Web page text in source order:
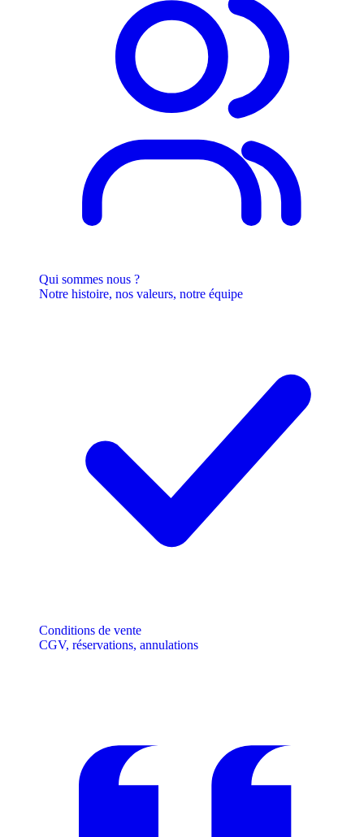
Qui sommes nous ?
Notre histoire, nos valeurs, notre équipe
Conditions de vente
CGV, réservations, annulations